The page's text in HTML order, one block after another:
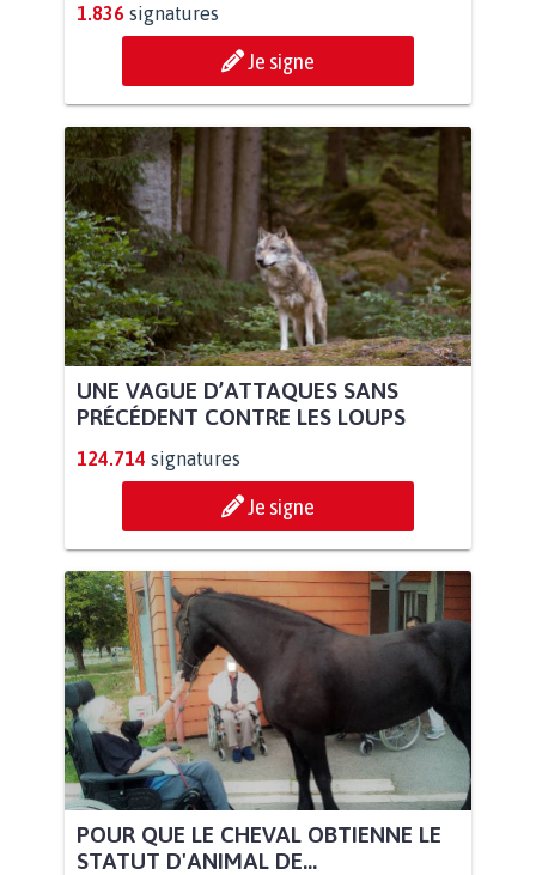
1.836 signatures
Je signe
UNE VAGUE D’ATTAQUES SANS
PRÉCÉDENT CONTRE LES LOUPS
124.714 signatures
Je signe
POUR QUE LE CHEVAL OBTIENNE LE
STATUT D'ANIMAL DE...